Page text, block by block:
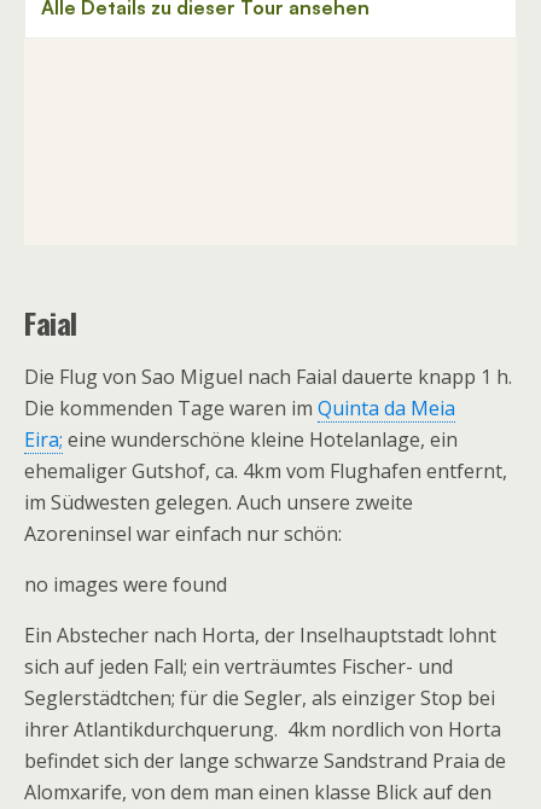
Faial
Die Flug von Sao Miguel nach Faial dauerte knapp 1 h.
Die kommenden Tage waren im Quinta da Meia
Eira; eine wunderschöne kleine Hotelanlage, ein
ehemaliger Gutshof, ca. 4km vom Flughafen entfernt,
im Südwesten gelegen. Auch unsere zweite
Azoreninsel war einfach nur schön:
no images were found
Ein Abstecher nach Horta, der Inselhauptstadt lohnt
sich auf jeden Fall; ein verträumtes Fischer- und
Seglerstädtchen; für die Segler, als einziger Stop bei
ihrer Atlantikdurchquerung. 4km nordlich von Horta
befindet sich der lange schwarze Sandstrand Praia de
Alomxarife, von dem man einen klasse Blick auf den